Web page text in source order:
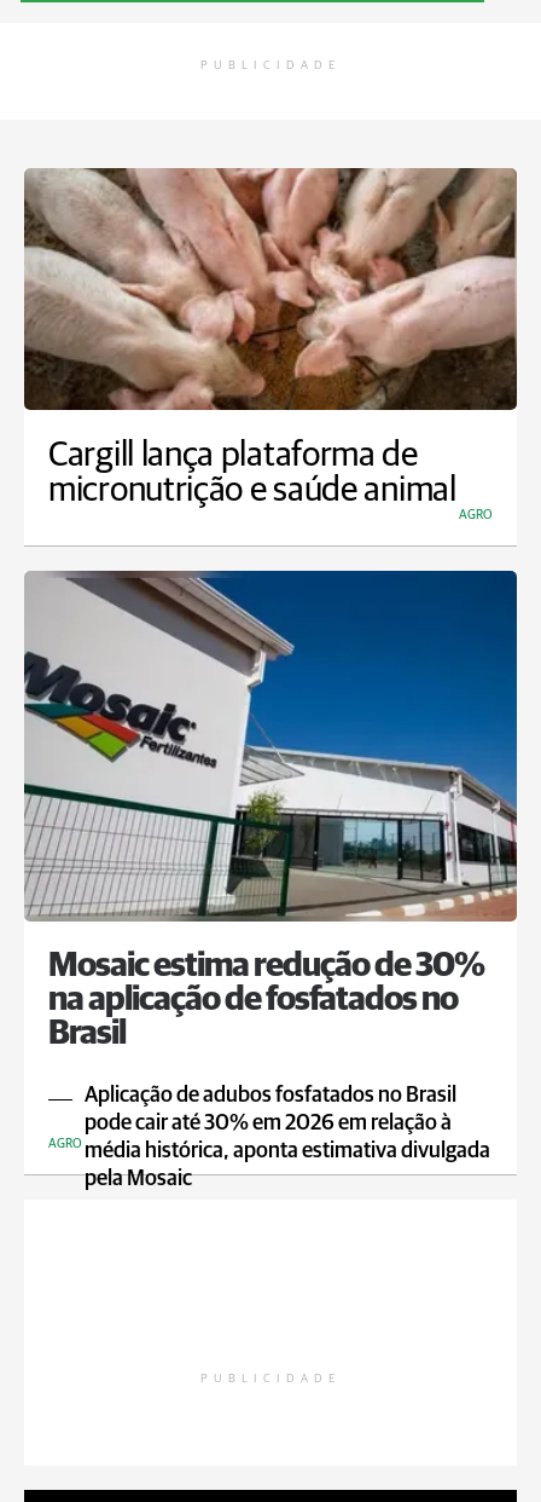
PUBLICIDADE
Cargill lança plataforma de
micronutrição e saúde animal
AGRO
Mosaic estima redução de 30%
na aplicação de fosfatados no
Brasil
Aplicação de adubos fosfatados no Brasil
pode cair até 30% em 2026 em relação à
média histórica, aponta estimativa divulgada
pela Mosaic
AGRO
PUBLICIDADE